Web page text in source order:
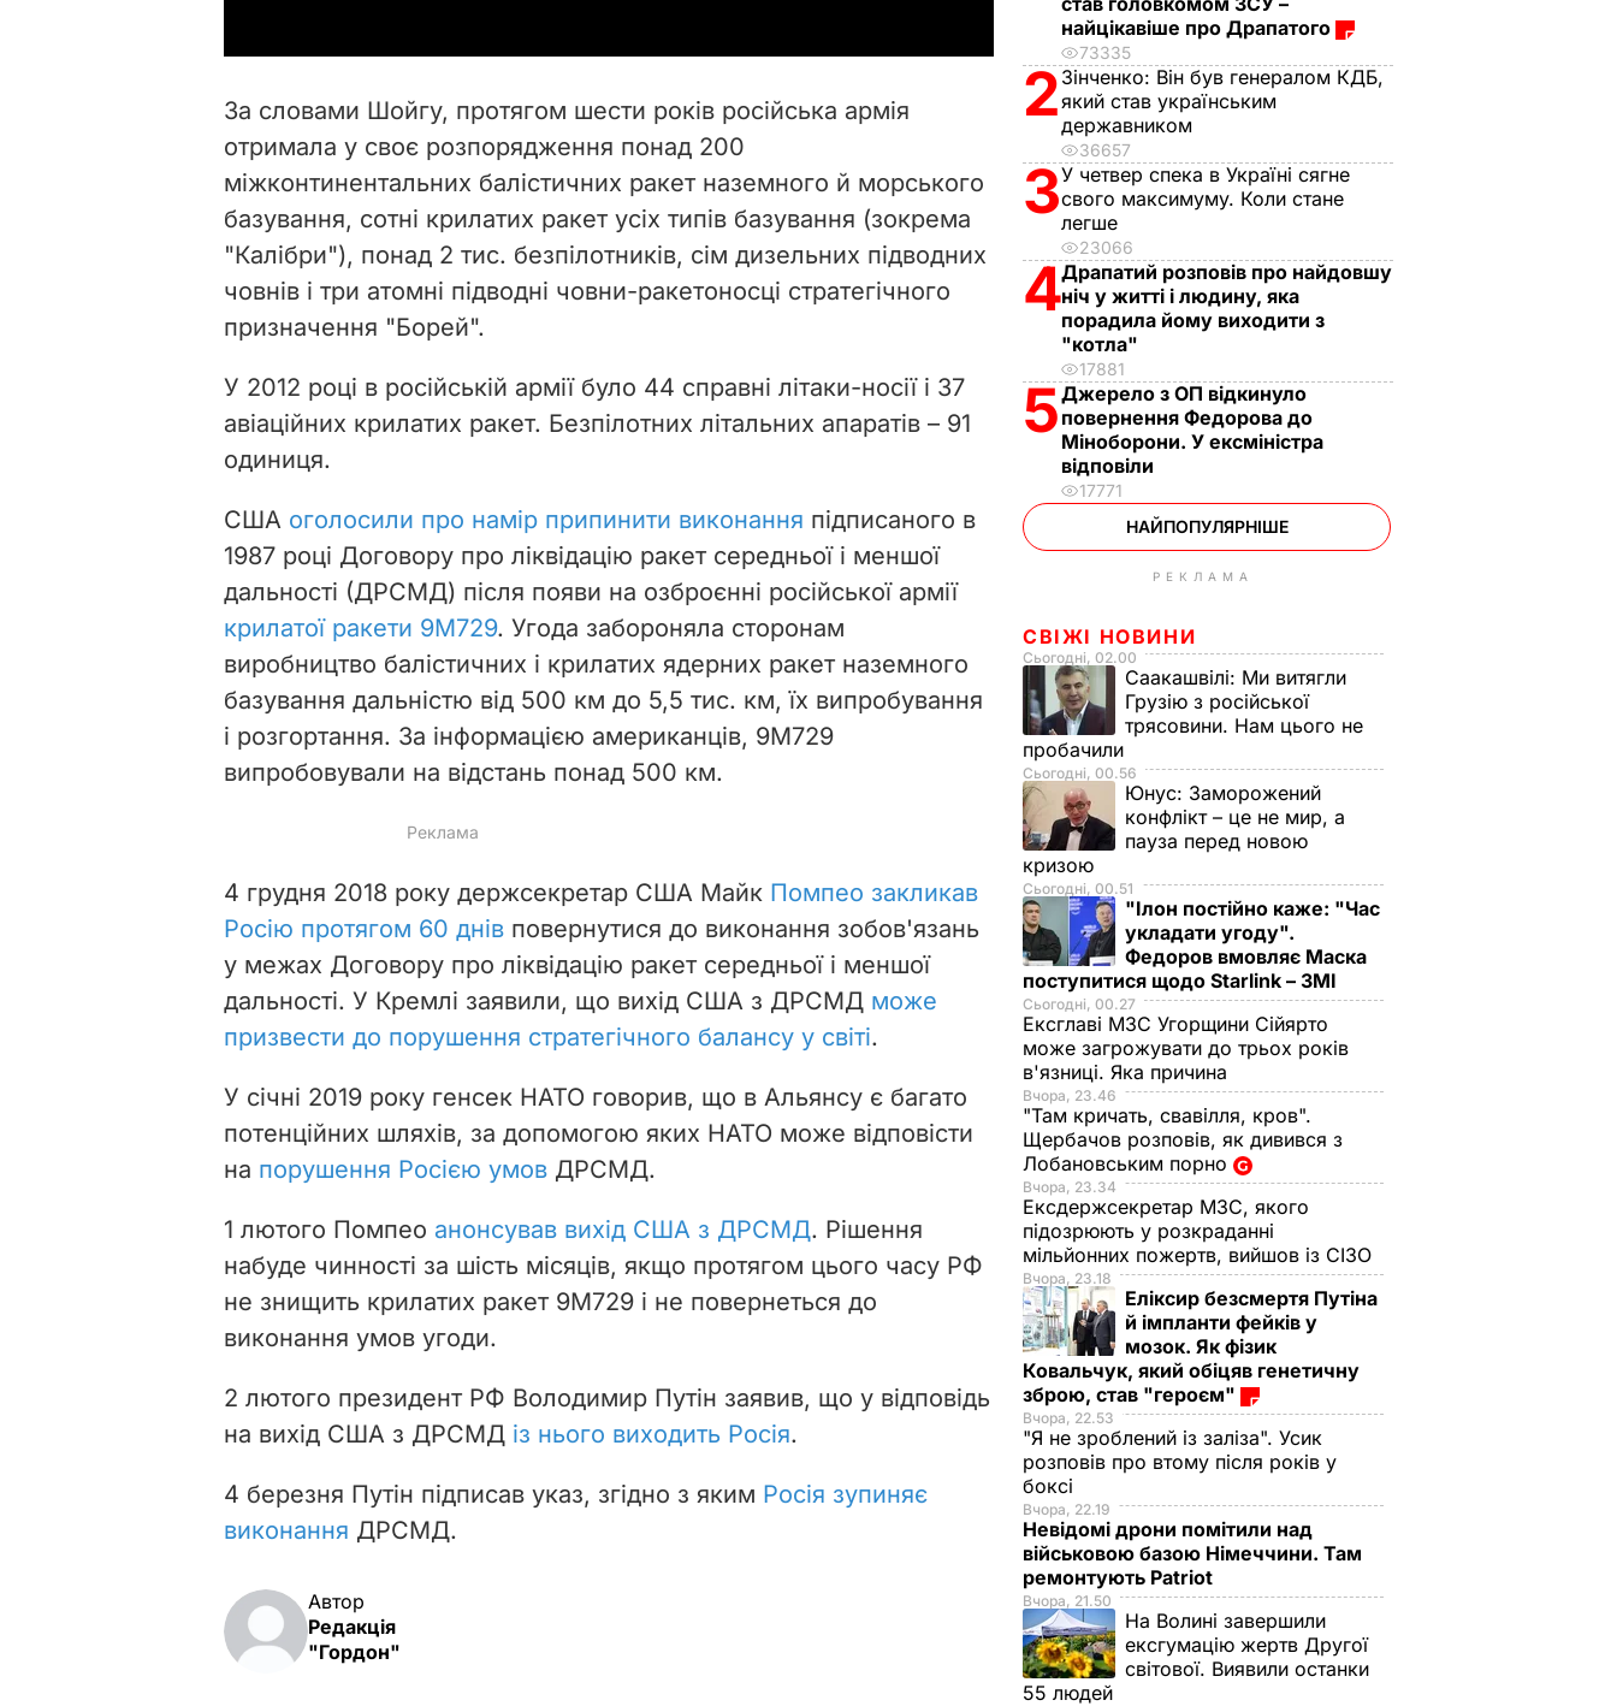
i
d
e
o
За словами Шойгу, протягом шести років російська армія
отримала у своє розпорядження понад 200
міжконтинентальних балістичних ракет наземного й морського
базування, сотні крилатих ракет усіх типів базування (зокрема
"Калібри"), понад 2 тис. безпілотників, сім дизельних підводних
човнів і три атомні підводні човни-ракетоносці стратегічного
призначення "Борей".
У 2012 році в російській армії було 44 справні літаки-носії і 37
авіаційних крилатих ракет. Безпілотних літальних апаратів – 91
одиниця.
США оголосили про намір припинити виконання підписаного в
1987 році Договору про ліквідацію ракет середньої і меншої
дальності (ДРСМД) після появи на озброєнні російської армії
крилатої ракети 9М729. Угода забороняла сторонам
виробництво балістичних і крилатих ядерних ракет наземного
базування дальністю від 500 км до 5,5 тис. км, їх випробування
і розгортання. За інформацією американців, 9М729
випробовували на відстань понад 500 км.
4 грудня 2018 року держсекретар США Майк Помпео закликав
Росію протягом 60 днів повернутися до виконання зобов'язань
у межах Договору про ліквідацію ракет середньої і меншої
дальності. У Кремлі заявили, що вихід США з ДРСМД може
призвести до порушення стратегічного балансу у світі.
У січні 2019 року генсек НАТО говорив, що в Альянсу є багато
потенційних шляхів, за допомогою яких НАТО може відповісти
на порушення Росією умов ДРСМД.
1 лютого Помпео анонсував вихід США з ДРСМД. Рішення
набуде чинності за шість місяців, якщо протягом цього часу РФ
не знищить крилатих ракет 9М729 і не повернеться до
виконання умов угоди.
2 лютого президент РФ Володимир Путін заявив, що у відповідь
на вихід США з ДРСМД із нього виходить Росія.
4 березня Путін підписав указ, згідно з яким Росія зупиняє
виконання ДРСМД.
Автор
Редакція
"Гордон"
найцікавіше про Драпатого
73335
2 Зінченко: Він був генералом КДБ,
який став українським
державником
36657
3У четвер спека в Україні сягне
свого максимуму. Коли стане
легше
23066
4Драпатий розповів про найдовшу
ніч у житті і людину, яка
порадила йому виходити з
"котла"
17881
5Джерело з ОП відкинуло
повернення Федорова до
Міноборони. У ексміністра
відповіли
17771
НАЙПОПУЛЯРНІШЕ
РЕКЛАМА
СВІЖІ НОВИНИ
Сьогодні, 02.00
Саакашвілі: Ми витягли
Грузію з російської
трясовини. Нам цього не
пробачили
Сьогодні, 00.56
Юнус: Заморожений
конфлікт – це не мир, а
пауза перед новою
кризою
Сьогодні, 00.51
"Ілон постійно каже: "Час
укладати угоду".
Федоров вмовляє Маска
поступитися щодо Starlink – ЗМІ
Сьогодні, 00.27
Ексглаві МЗС Угорщини Сійярто
може загрожувати до трьох років
в'язниці. Яка причина
Вчора, 23.46
"Там кричать, свавілля, кров".
Щербачов розповів, як дивився з
Лобановським порно
Вчора, 23.34
Ексдержсекретар МЗС, якого
підозрюють у розкраданні
мільйонних пожертв, вийшов із СІЗО
Вчора, 23.18
Еліксир безсмертя Путіна
й імпланти фейків у
мозок. Як фізик
Ковальчук, який обіцяв генетичну
зброю, став "героєм"
Вчора, 22.53
"Я не зроблений із заліза". Усик
розповів про втому після років у
боксі
Вчора, 22.19
Невідомі дрони помітили над
військовою базою Німеччини. Там
ремонтують Patriot
Вчора, 21.50
На Волині завершили
ексгумацію жертв Другої
світової. Виявили останки
55 людей